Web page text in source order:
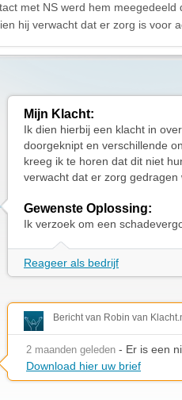
met NS werd hem
hij verwacht dat er zorg is voor
Mijn Klacht:
Ik dien hierbij een klacht in
doorgeknipt en verschillende
kreeg ik te horen dat dit niet
verwacht dat er zorg gedragen
Gewenste Oplossing:
Ik verzoek om een
Reageer als bedrijf
Bericht van Robin van
2 maanden geleden - Er is een
Download hier uw brief